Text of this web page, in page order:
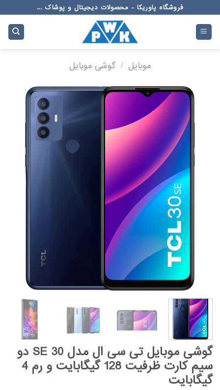
to
content
فروشگاه پاوریکا - محصولات دیجیتال و پوشاک ...
موبایل / گوشی موبایل
گوشی موبایل تی سی ال مدل 30 SE دو
سیم کارت ظرفیت 128 گیگابایت و رم 4
گیگابایت